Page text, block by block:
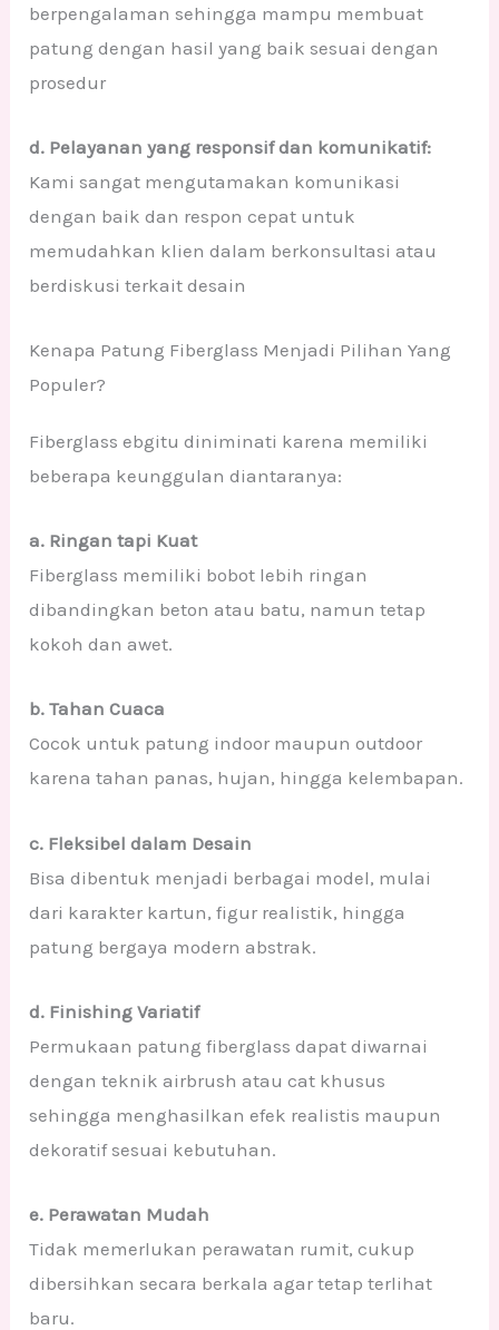
berpengalaman sehingga mampu membuat
patung dengan hasil yang baik sesuai dengan
prosedur
d. Pelayanan yang responsif dan komunikatif:
Kami sangat mengutamakan komunikasi
dengan baik dan respon cepat untuk
memudahkan klien dalam berkonsultasi atau
berdiskusi terkait desain
Kenapa Patung Fiberglass Menjadi Pilihan Yang
Populer?
Fiberglass ebgitu diniminati karena memiliki
beberapa keunggulan diantaranya:
a. Ringan tapi Kuat
Fiberglass memiliki bobot lebih ringan
dibandingkan beton atau batu, namun tetap
kokoh dan awet.
b. Tahan Cuaca
Cocok untuk patung indoor maupun outdoor
karena tahan panas, hujan, hingga kelembapan.
c. Fleksibel dalam Desain
Bisa dibentuk menjadi berbagai model, mulai
dari karakter kartun, figur realistik, hingga
patung bergaya modern abstrak.
d. Finishing Variatif
Permukaan patung fiberglass dapat diwarnai
dengan teknik airbrush atau cat khusus
sehingga menghasilkan efek realistis maupun
dekoratif sesuai kebutuhan.
e. Perawatan Mudah
Tidak memerlukan perawatan rumit, cukup
dibersihkan secara berkala agar tetap terlihat
baru.